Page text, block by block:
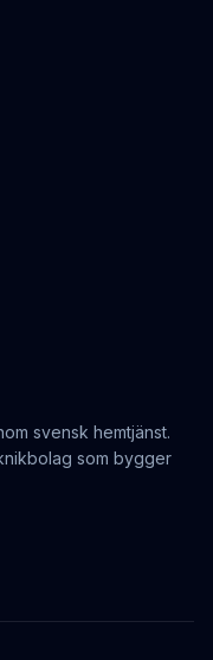
svensk hemtjänst.
som bygger